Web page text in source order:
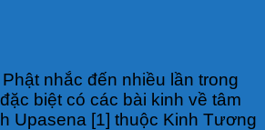
nhắc đến nhiều lần trong
biệt có các bài kinh về tâm
Upasena [1] thuộc Kinh Tương